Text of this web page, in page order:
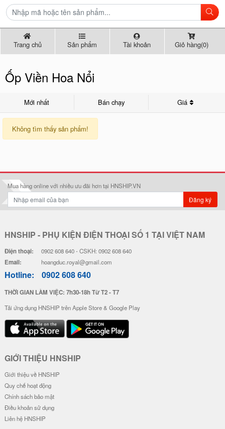
Trang chủ Sản phẩm Tài khoản Giỏ hàng(0)
Ốp Viền Hoa Nổi
Mới nhất Bán chạy Giá
Không tìm thấy sản phẩm!
Mua hàng online với nhiều ưu đãi hơn tại HNSHIP.VN
Đăng ký
HNSHIP - PHỤ KIỆN ĐIỆN THOẠI SỐ 1 TẠI VIỆT NAM
Điện thoại: 0902 608 640 - CSKH: 0902 608 640
Email: hoangduc.royal@gmail.com
Hotline: 0902 608 640
THỜI GIAN LÀM VIỆC: 7h30-18h Từ T2 - T7
Tải ứng dụng HNSHIP trên Apple Store & Google Play
GIỚI THIỆU HNSHIP
Giới thiệu về HNSHIP
Quy chế hoạt động
Chính sách bảo mật
Điều khoản sử dụng
Liên hệ HNSHIP